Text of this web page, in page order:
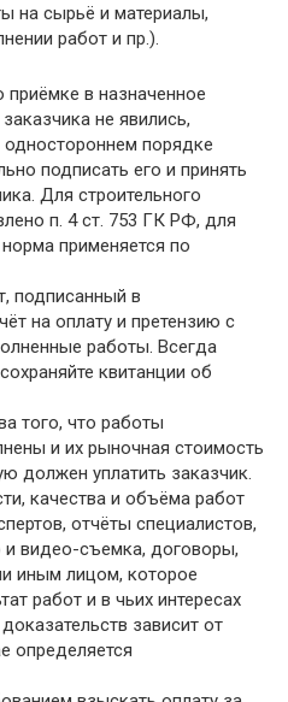
на сырьё и материалы,
работ и пр.).
в назначенное
не явились,
одностороннем порядке
подписать его и принять
Для строительного
п. 4 ст. 753 ГК РФ, для
применяется по
подписанный в
на оплату и претензию с
работы. Всегда
квитанции об
того, что работы
и их рыночная стоимость
должен уплатить заказчик.
качества и объёма работ
отчёты специалистов,
и видео-съемка, договоры,
иным лицом, которое
работ и в чьих интересах
зависит от
определяется